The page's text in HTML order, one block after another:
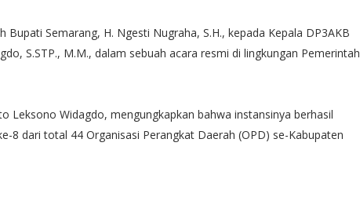
Semarang, H. Ngesti Nugraha, S.H., kepada Kepala DP3AKB
S.STP., M.M., dalam sebuah acara resmi di lingkungan Pemerintah
Leksono Widagdo, mengungkapkan bahwa instansinya berhasil
8 dari total 44 Organisasi Perangkat Daerah (OPD) se-Kabupaten